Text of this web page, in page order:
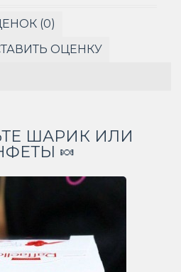
(0)
ОЦЕНКУ
ШАРИК ИЛИ
🍬